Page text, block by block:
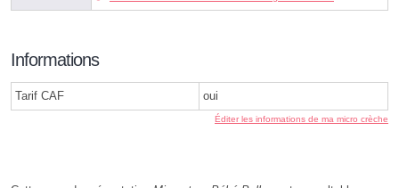
Informations
Tarif CAF oui
Éditer les informations de ma micro crèche